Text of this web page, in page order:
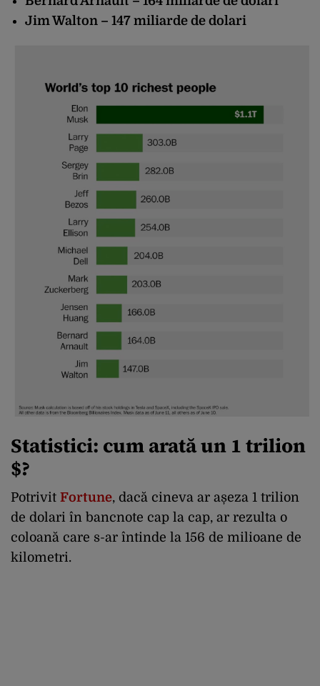
Jim Walton – 147 miliarde de dolari
Statistici: cum arată un 1 trilion
$?
Potrivit Fortune, dacă cineva ar așeza 1 trilion
de dolari în bancnote cap la cap, ar rezulta o
coloană care s-ar întinde la 156 de milioane de
kilometri.